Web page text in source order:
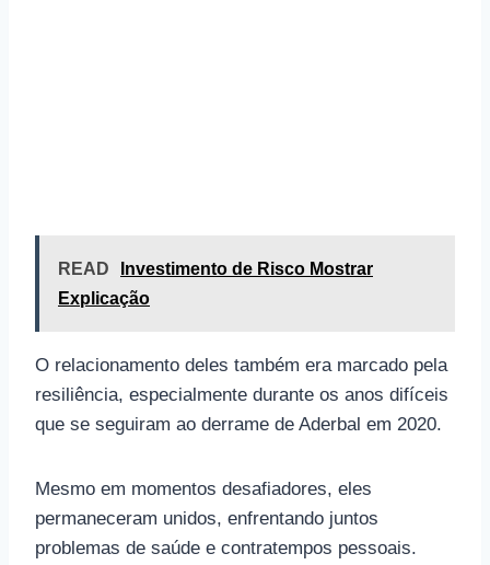
READ
Investimento de Risco Mostrar
Explicação
O relacionamento deles também era marcado pela
resiliência, especialmente durante os anos difíceis
que se seguiram ao derrame de Aderbal em 2020.
Mesmo em momentos desafiadores, eles
permaneceram unidos, enfrentando juntos
problemas de saúde e contratempos pessoais.